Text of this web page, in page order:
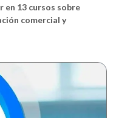
en 13 cursos sobre
comercial y